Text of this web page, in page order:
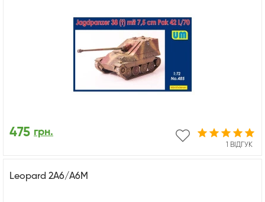
1 ВІДГУК
475 грн.
Leopard 2A6/A6M